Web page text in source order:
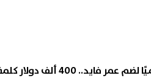
ألف دولار كلمة السر (خاص)